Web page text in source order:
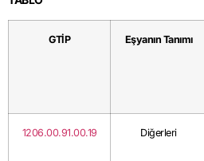
GTİP Eşyanın Tanımı
1206.00.91.00.19 Diğerleri